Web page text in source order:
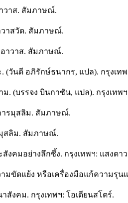
าวาส. สัมภาษณ์.
วาสวัด. สัมภาษณ์.
อาวาส. สัมภาษณ์.
(วันดี อภิรักษ์ธนากร, แปล). กรุงเท
. (บรรจง บินกาซัน, แปล). กรุงเทพ
ารมุสลิม. สัมภาษณ์.
มุสลิม. สัมภาษณ์.
งคมอย่างลึกซึ้ง. กรุงเทพฯ: แสงดาว
มขัดแย้ง หรือเครื่องมือแก้ความรุน
งคม. กรุงเทพฯ: โอเดียนสโตร์.